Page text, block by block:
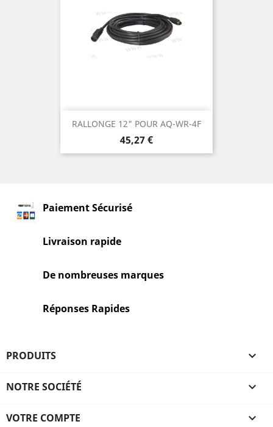
RALLONGE 12" POUR AQ-WR-4F
Prix
45,27 €
Paiement Sécurisé
Livraison rapide
De nombreuses marques
Réponses Rapides
PRODUITS 
NOTRE SOCIÉTÉ 
VOTRE COMPTE 